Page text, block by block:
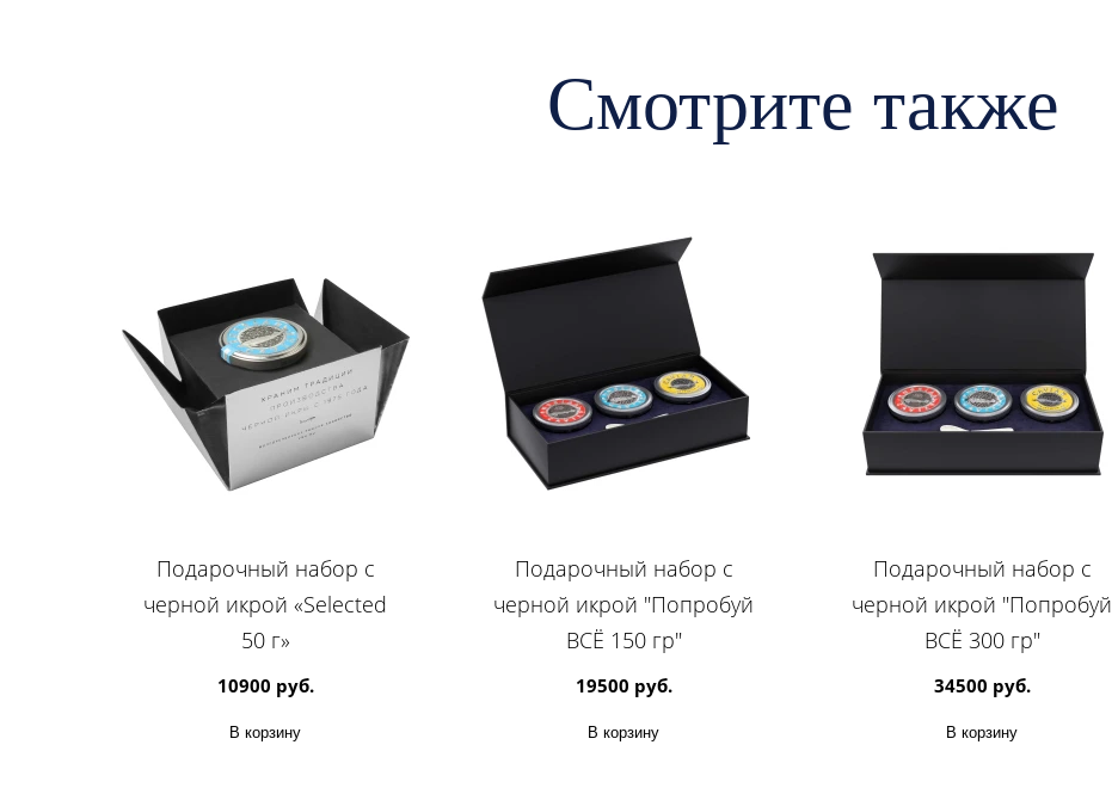
Смотрите также
Подарочный набор c
черной икрой «Selected
50 г»
10900 руб.
В корзину
Подарочный набор с
черной икрой "Попробуй
ВСЁ 150 гр"
19500 руб.
В корзину
Подарочный набор с
черной икрой "Попробуй
ВСЁ 300 гр"
34500 руб.
В корзину